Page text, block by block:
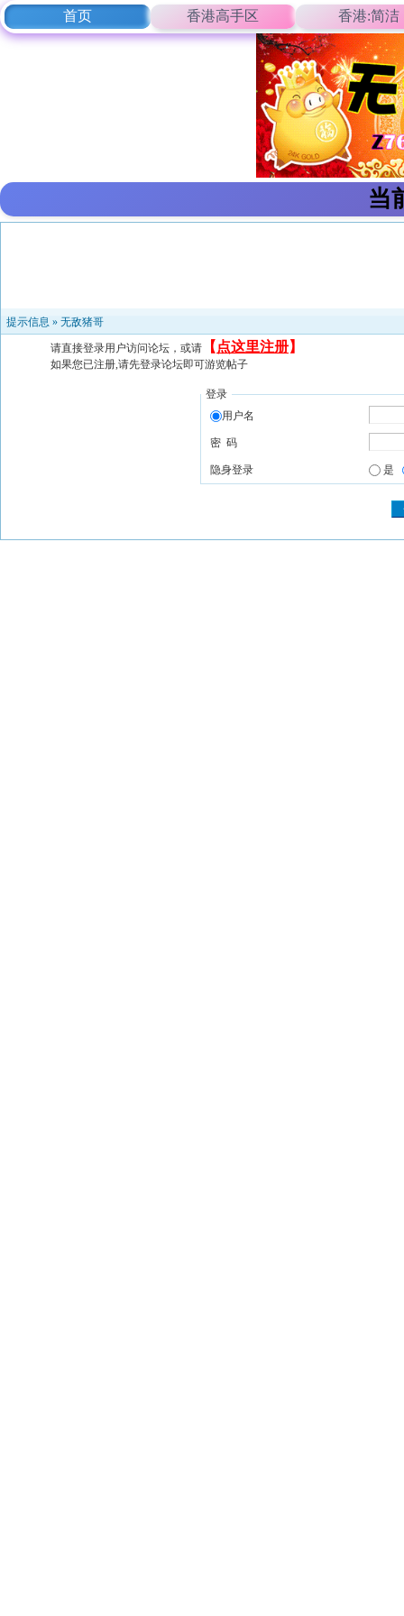
首页 香港高手区 香港:简洁
当
提示信息 » 无敌猪哥
请直接登录用户访问论坛，或请 【 点这里注册】
如果您已注册,请先登录论坛即可游览帖子
登录
用户名
密 码
隐身登录 是